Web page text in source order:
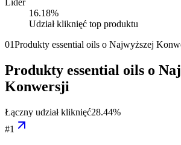
16.18%
Udział kliknięć top produktu
01Produkty essential oils o Najwyższej
Produkty essential oils o
Konwersji
Łączny udział kliknięć28.44%
#1